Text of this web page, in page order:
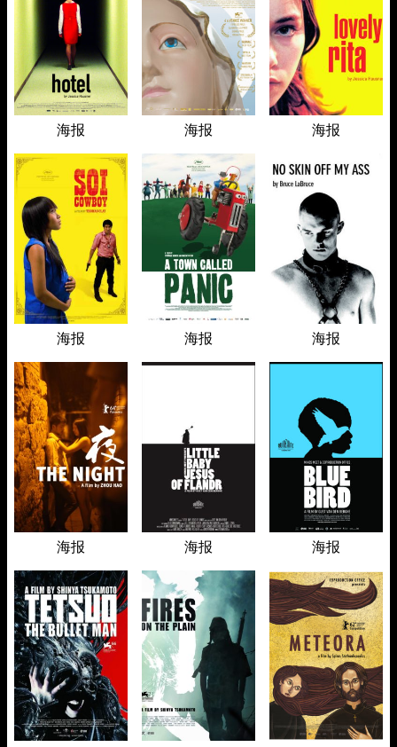
海报 海报 海报
海报 海报 海报
海报 海报 海报